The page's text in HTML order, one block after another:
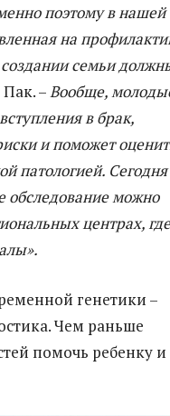
поэтому в нашей
на
семьи
–Вообще,
в брак,
и поможет
патологией. Сегодня
обследование можно
центрах, где
генетики –
Чем раньше
помочь ребенку и